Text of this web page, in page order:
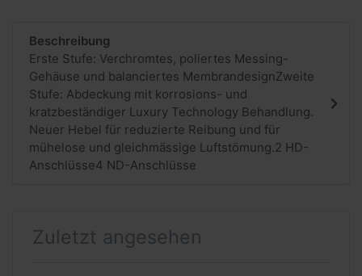
Beschreibung
Erste Stufe: Verchromtes, poliertes Messing-
Gehäuse und balanciertes MembrandesignZweite
Stufe: Abdeckung mit korrosions- und
kratzbeständiger Luxury Technology Behandlung.
Neuer Hebel für reduzierte Reibung und für
mühelose und gleichmässige Luftstömung.2 HD-
Anschlüsse4 ND-Anschlüsse
Zuletzt angesehen